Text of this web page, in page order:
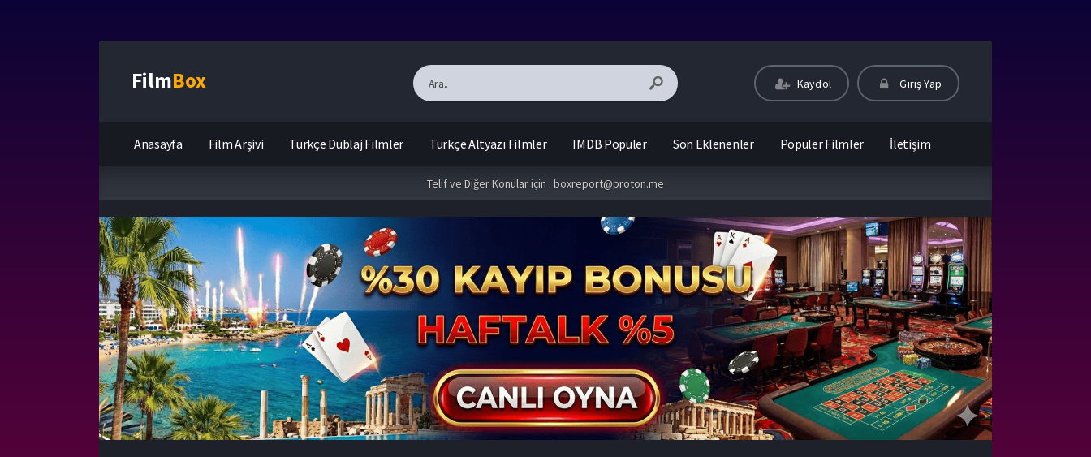
FilmBox Kaydol Giriş Yap
Anasayfa Film Arşivi Türkçe Dublaj Filmler Türkçe Altyazı Filmler IMDB Popüler Son Eklenenler Popüler Filmler İletişim
Telif ve Diğer Konular için : boxreport@proton.me